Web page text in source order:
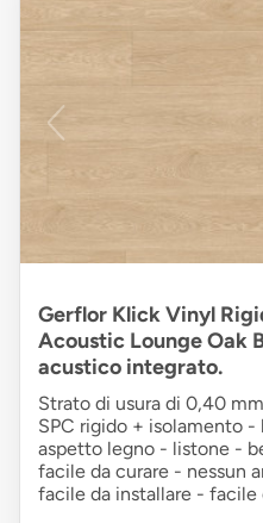
Gerflor Klick Vinyl
Acoustic Lounge Oak
acustico integrato.
Strato di usura di 0,40
SPC rigido + isolamento
aspetto legno - listone -
facile da curare - nessun
facile da installare - facile